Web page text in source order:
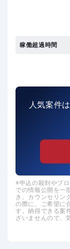
稼働超過時間
人気案件
申込の殺到やプ
での情報公開を一
き、カウンセリン
の際に、ご希望に
す。納得できる案
ざいませんので、